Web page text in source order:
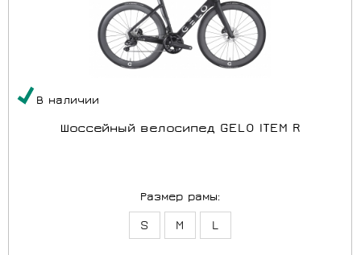
В наличии
Шоссейный велосипед GELO ITEM R
Размер рамы:
S M L